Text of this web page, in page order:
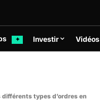
✦ Investir Vidéos
différents types d’ordres en